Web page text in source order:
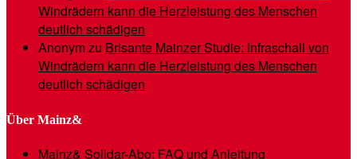
Windrädern kann die Herzleistung des Menschen
deutlich schädigen
Anonymzu Brisante Mainzer Studie: Infraschall von
Windrädern kann die Herzleistung des Menschen
deutlich schädigen
Über Mainz&
Mainz& Solidar-Abo: FAQ und Anleitung